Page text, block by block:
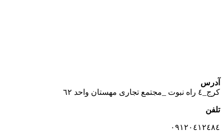
آدرس
كرج_٤ راه نبوت _مجتمع تجارى مهستان واحد ٦٢
تلفن
٠٩١٢٠٤١٢٤٨٤